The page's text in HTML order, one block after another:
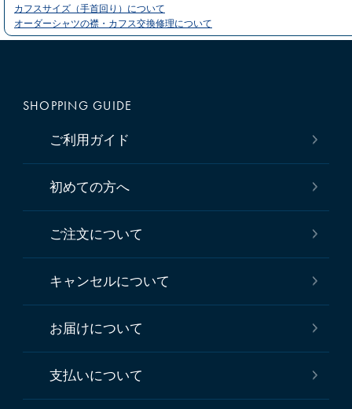
カフスサイズ（手首回り）について
オーダーシャツの襟・カフス交換修理について
SHOPPING GUIDE
ご利用ガイド
初めての方へ
ご注文について
キャンセルについて
お届けについて
支払いについて